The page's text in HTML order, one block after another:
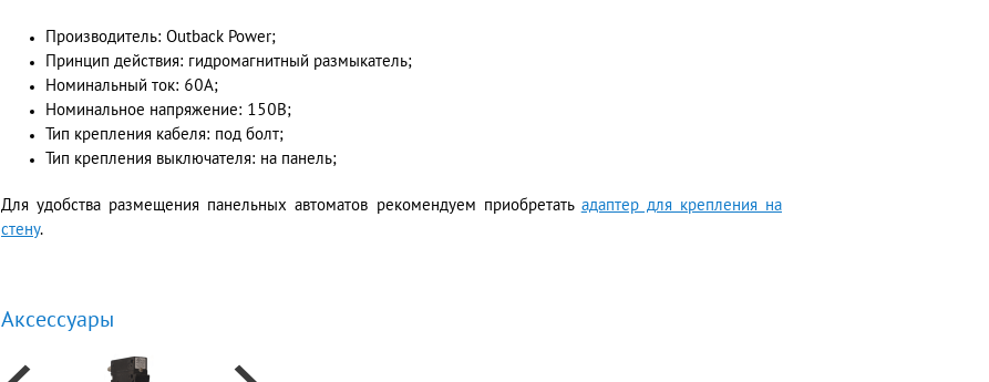
Производитель: Outback Power;
Принцип действия: гидромагнитный размыкатель;
Номинальный ток: 60А;
Номинальное напряжение: 150В;
Тип крепления кабеля: под болт;
Тип крепления выключателя: на панель;
Для удобства размещения панельных автоматов рекомендуем приобретать адаптер для крепления на
стену.
Аксессуары